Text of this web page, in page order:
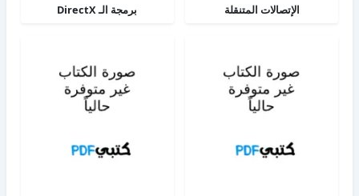
الإتصالات المتنقلة برمجة الـ DirectX